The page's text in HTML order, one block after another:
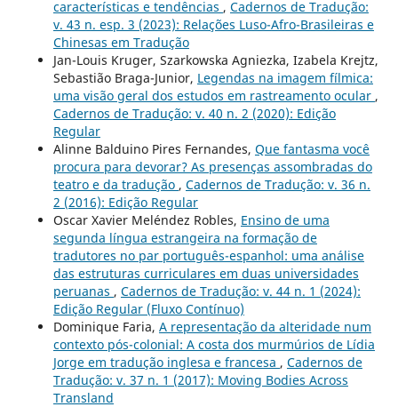
características e tendências , Cadernos de Tradução:
v. 43 n. esp. 3 (2023): Relações Luso-Afro-Brasileiras e
Chinesas em Tradução
Jan-Louis Kruger, Szarkowska Agniezka, Izabela Krejtz,
Sebastião Braga-Junior, Legendas na imagem fílmica:
uma visão geral dos estudos em rastreamento ocular ,
Cadernos de Tradução: v. 40 n. 2 (2020): Edição
Regular
Alinne Balduino Pires Fernandes, Que fantasma você
procura para devorar? As presenças assombradas do
teatro e da tradução , Cadernos de Tradução: v. 36 n.
2 (2016): Edição Regular
Oscar Xavier Meléndez Robles, Ensino de uma
segunda língua estrangeira na formação de
tradutores no par português-espanhol: uma análise
das estruturas curriculares em duas universidades
peruanas , Cadernos de Tradução: v. 44 n. 1 (2024):
Edição Regular (Fluxo Contínuo)
Dominique Faria, A representação da alteridade num
contexto pós-colonial: A costa dos murmúrios de Lídia
Jorge em tradução inglesa e francesa , Cadernos de
Tradução: v. 37 n. 1 (2017): Moving Bodies Across
Transland